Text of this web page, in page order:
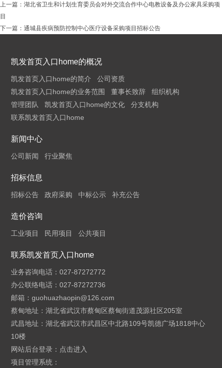
上一篇： 湖北省卫生和计划生育委员会对外交流合作中心电教设备及办公家具采购项
目
下一篇： 通城县疾病预防控制中心医疗设备采购项目招标公告
凯发首页入口home的概况
凯发首页入口home的简介
公司资质
凯发首页入口home的业务范围
董事长致辞
组织机构
管理团队
凯发首页入口home的文化
分支机构
联系凯发首页入口home
新闻中心
公司新闻 行业聚焦
招标信息
招标公告 政府采购 中标公示 补充公告
造价咨询
工业项目 民用项目 公共项目
联系凯发首页入口home
业务咨询电话：027-87272772
办公联络电话：027-87272736
邮箱：guohuazhaopin@126.com
蔡甸地址：湖北省武汉市蔡甸区蔡甸街道茂源社区205室
武昌地址：湖北省武汉市武昌区中北路109号凯德广场1818中心
10楼
网站后台登录： 点击进入
项目管理系统：